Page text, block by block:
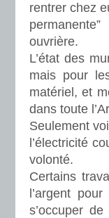
rentrer chez
ouvrière.
L’état des
mais pour
matériel, et
dans toute
Seulement
l’électricité
volonté.
Certains
l’argent
s’occuper